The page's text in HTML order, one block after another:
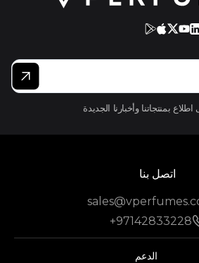
بمنتجاتنا وأخبارنا الجديدة
اتصل بنا
+97142833228
الدعم